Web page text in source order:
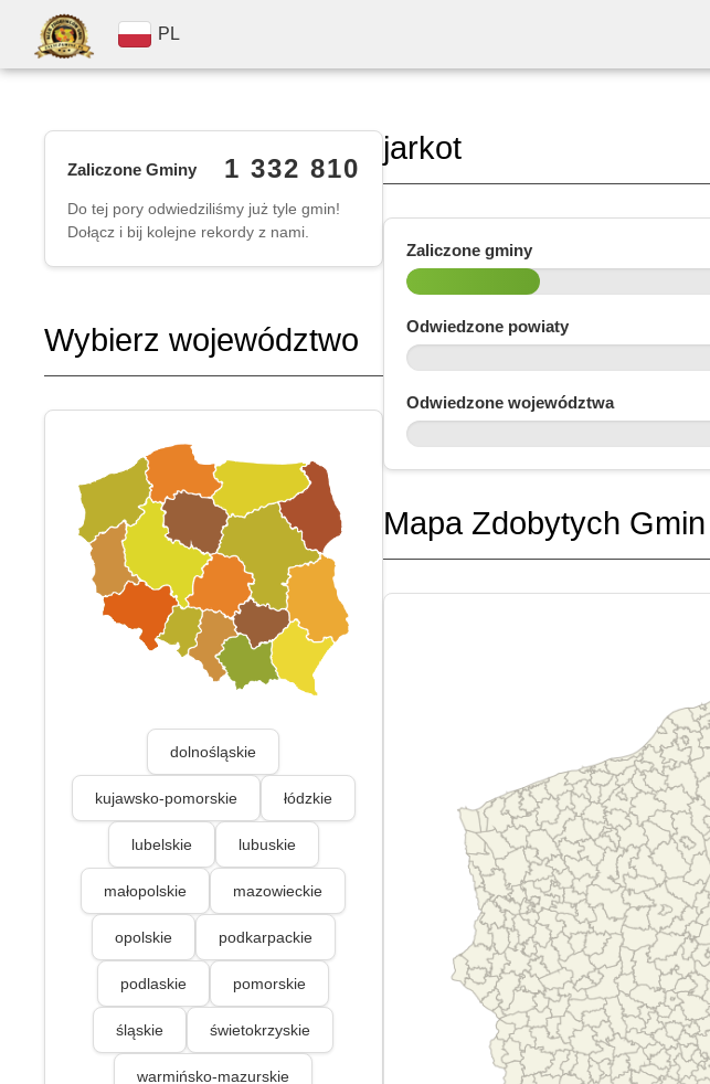
PL
Zaliczone Gminy 1 332 810
Do tej pory odwiedziliśmy już tyle gmin!
Dołącz i bij kolejne rekordy z nami.
Wybierz województwo
dolnośląskie
kujawsko-pomorskie łódzkie
lubelskie lubuskie
małopolskie mazowieckie
opolskie podkarpackie
podlaskie pomorskie
śląskie świetokrzyskie
warmińsko-mazurskie
jarkot
Zaliczone gminy
Odwiedzone powiaty
Odwiedzone województwa
Mapa Zdobytych Gmin